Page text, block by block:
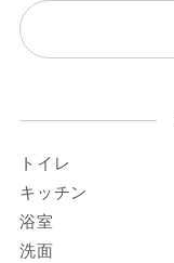
トイレ
キッチン
浴室
洗面